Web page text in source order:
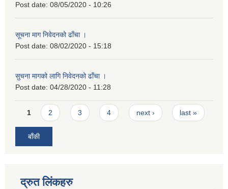
Post date: 08/05/2020 - 10:26
सूचना माग निवेदनको ढाँचा ।
Post date: 08/02/2020 - 15:18
सुचना मागको लागि निवेदनको ढाँचा ।
Post date: 04/28/2020 - 11:28
Pages
1 2 3 4 next › last »
बाँकी
द्रुत लिंकहरु